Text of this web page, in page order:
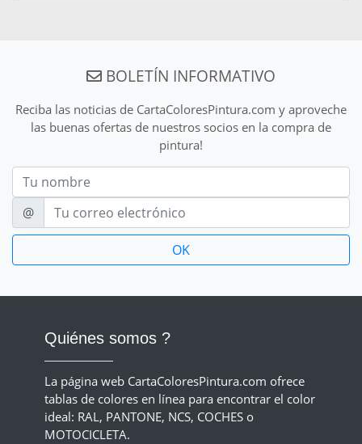
BOLETÍN INFORMATIVO
Reciba las noticias de CartaColoresPintura.com y aproveche
las buenas ofertas de nuestros socios en la compra de
pintura!
Nom
E-mail
@
Quiénes somos ?
La página web CartaColoresPintura.com ofrece
tablas de colores en línea para encontrar el color
ideal: RAL, PANTONE, NCS, COCHES o
MOTOCICLETA.